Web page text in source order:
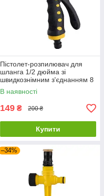
Пістолет-розпилювач для
шланга 1/2 дюйма зі
швидкознімним з'єднанням 8
режимів роботи LH-1053
В наявності
149 ₴ 200 ₴
Купити
–34%